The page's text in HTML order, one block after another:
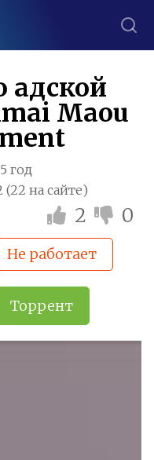
адской
Maou
год
(22 на сайте)
2 0
Не работает
Торрент